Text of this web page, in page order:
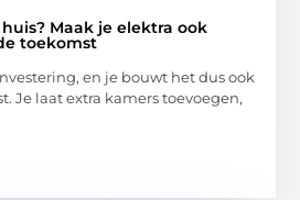
Maak je elektra ook
toekomst
en je bouwt het dus ook
Je laat extra kamers toevoegen,